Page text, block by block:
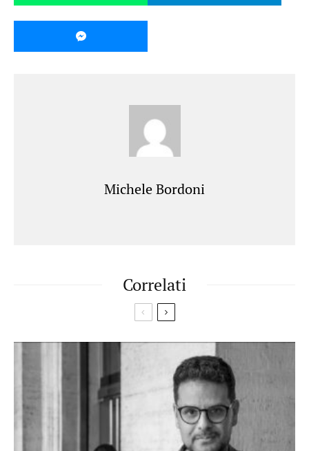
Michele Bordoni
Correlati